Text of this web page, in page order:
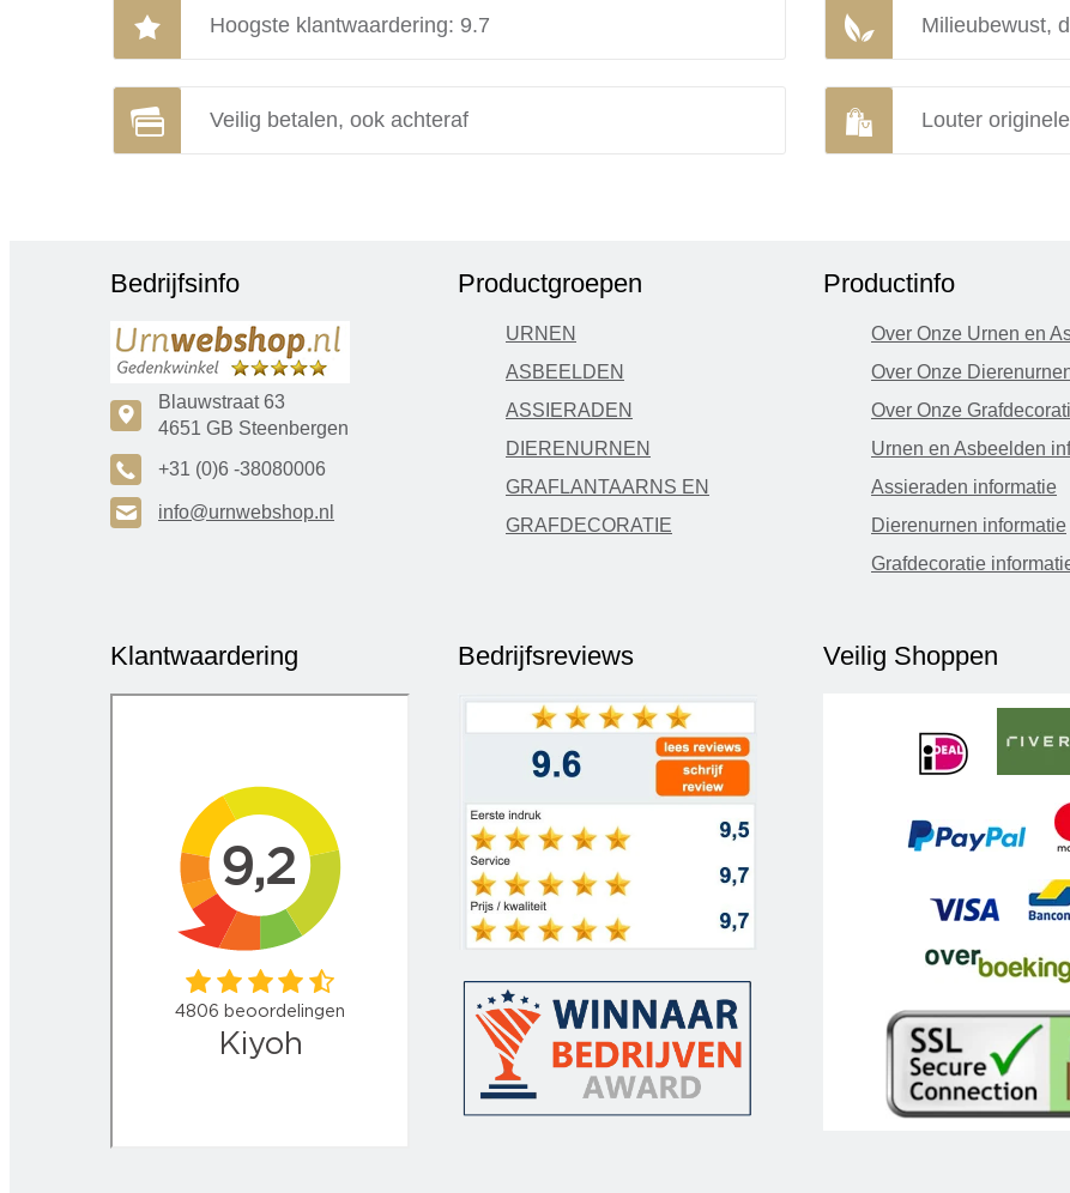
Hoogste klantwaardering: 9.7 Milieubewust,
Veilig betalen, ook achteraf Louter
Bedrijfsinfo
c
Blauwstraat 63
4651 GB Steenbergen
A +31 (0)6 -38080006
H info@urnwebshop.nl
Productgroepen
URNEN
ASBEELDEN
ASSIERADEN
DIERENURNEN
GRAFLANTAARNS EN
GRAFDECORATIE
Productinfo
Over Onze Urnen en
Over Onze
Over Onze
Urnen en Asbeelden
Assieraden informatie
Dierenurnen informatie
Grafdecoratie
Klantwaardering Bedrijfsreviews Veilig Shoppen